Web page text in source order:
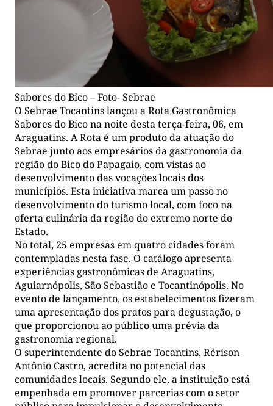
Sabores do Bico – Foto- Sebrae
O Sebrae Tocantins lançou a Rota Gastronômica
Sabores do Bico na noite desta terça-feira, 06, em
Araguatins. A Rota é um produto da atuação do
Sebrae junto aos empresários da gastronomia da
região do Bico do Papagaio, com vistas ao
desenvolvimento das vocações locais dos
municípios. Esta iniciativa marca um passo no
desenvolvimento do turismo local, com foco na
oferta culinária da região do extremo norte do
Estado.
No total, 25 empresas em quatro cidades foram
contempladas nesta fase. O catálogo apresenta
experiências gastronômicas de Araguatins,
Aguiarnópolis, São Sebastião e Tocantinópolis. No
evento de lançamento, os estabelecimentos fizeram
uma apresentação dos pratos para degustação, o
que proporcionou ao público uma prévia da
gastronomia regional.
O superintendente do Sebrae Tocantins, Rérison
Antônio Castro, acredita no potencial das
comunidades locais. Segundo ele, a instituição está
empenhada em promover parcerias com o setor